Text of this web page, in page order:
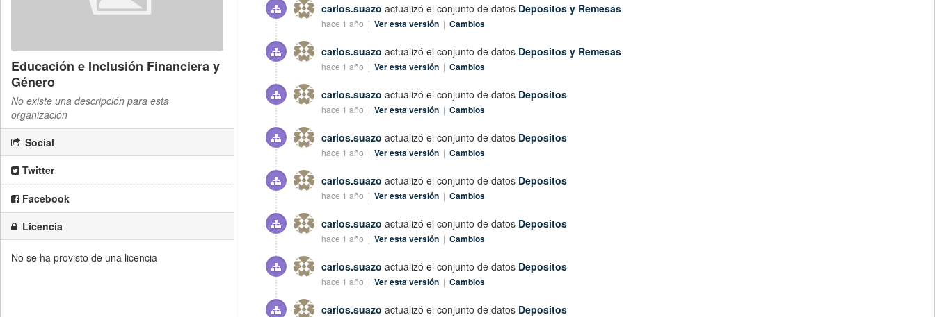
Educación e Inclusión Financiera y
Género
No existe una descripción para esta
organización
Social
Twitter
Facebook
Licencia
No se ha provisto de una licencia
carlos.suazo actualizó el conjunto de datos Depositos y Remesas
hace 1 año | Ver esta versión | Cambios
carlos.suazo actualizó el conjunto de datos Depositos y Remesas
hace 1 año | Ver esta versión | Cambios
carlos.suazo actualizó el conjunto de datos Depositos
hace 1 año | Ver esta versión | Cambios
carlos.suazo actualizó el conjunto de datos Depositos
hace 1 año | Ver esta versión | Cambios
carlos.suazo actualizó el conjunto de datos Depositos
hace 1 año | Ver esta versión | Cambios
carlos.suazo actualizó el conjunto de datos Depositos
hace 1 año | Ver esta versión | Cambios
carlos.suazo actualizó el conjunto de datos Depositos
hace 1 año | Ver esta versión | Cambios
carlos.suazo actualizó el conjunto de datos Depositos